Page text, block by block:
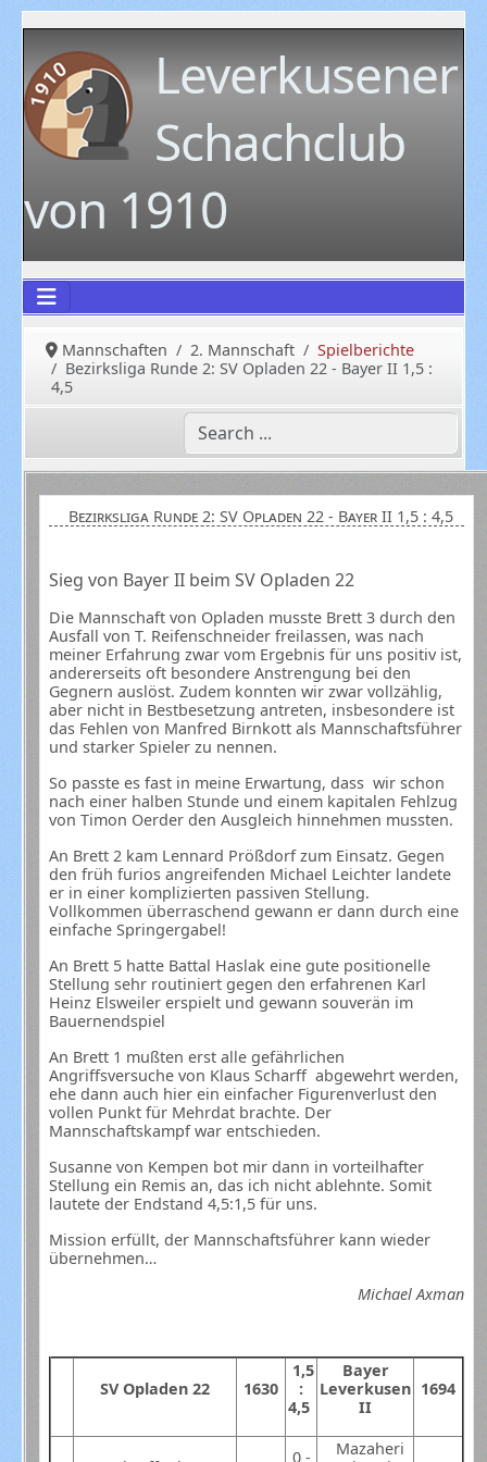
Leverkusener
Schachclub
von 1910
Mannschaften 2. Mannschaft
Spielberichte
Bezirksliga Runde 2: SV Opladen 22 - Bayer II 1,5 :
4,5
Bezirksliga Runde 2: SV Opladen 22 - Bayer II 1,5 : 4,5
Sieg von Bayer II beim SV Opladen 22
Die Mannschaft von Opladen musste Brett 3 durch den
Ausfall von T. Reifenschneider freilassen, was nach
meiner Erfahrung zwar vom Ergebnis für uns positiv ist,
andererseits oft besondere Anstrengung bei den
Gegnern auslöst. Zudem konnten wir zwar vollzählig,
aber nicht in Bestbesetzung antreten, insbesondere ist
das Fehlen von Manfred Birnkott als Mannschaftsführer
und starker Spieler zu nennen.
So passte es fast in meine Erwartung, dass wir schon
nach einer halben Stunde und einem kapitalen Fehlzug
von Timon Oerder den Ausgleich hinnehmen mussten.
An Brett 2 kam Lennard Prößdorf zum Einsatz. Gegen
den früh furios angreifenden Michael Leichter landete
er in einer komplizierten passiven Stellung.
Vollkommen überraschend gewann er dann durch eine
einfache Springergabel!
An Brett 5 hatte Battal Haslak eine gute positionelle
Stellung sehr routiniert gegen den erfahrenen Karl
Heinz Elsweiler erspielt und gewann souverän im
Bauernendspiel
An Brett 1 mußten erst alle gefährlichen
Angriffsversuche von Klaus Scharff abgewehrt werden,
ehe dann auch hier ein einfacher Figurenverlust den
vollen Punkt für Mehrdat brachte. Der
Mannschaftskampf war entschieden.
Susanne von Kempen bot mir dann in vorteilhafter
Stellung ein Remis an, das ich nicht ablehnte. Somit
lautete der Endstand 4,5:1,5 für uns.
Mission erfüllt, der Mannschaftsführer kann wieder
übernehmen…
Michael Axman
SVOpladen 22 1630
1,5
:
4,5
Bayer
Leverkusen
II
1694
0 -
Mazaheri